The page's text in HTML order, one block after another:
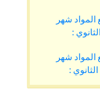
المواد شهر
المواد شهر